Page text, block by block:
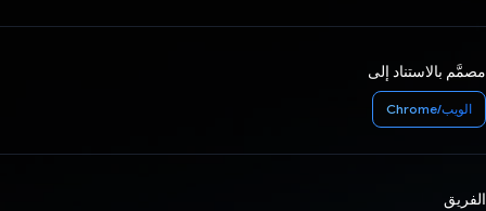
مصمَّم بالاستناد إلى
الويب/Chrome
الفريق